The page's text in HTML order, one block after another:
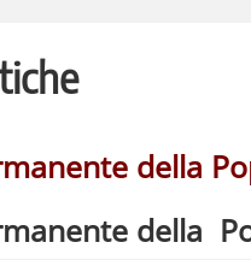
della
della